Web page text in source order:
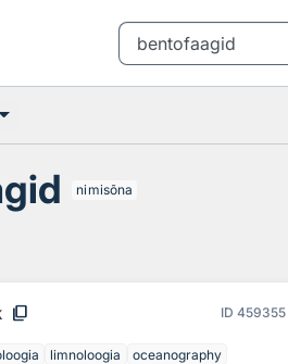
nimisõna
content_copy ID 459355
limnoloogia
oceanography